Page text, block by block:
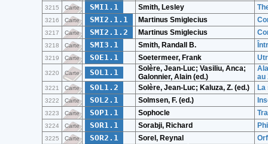
3215 Carte SMI1.1 Smith, Lesley
3216 Carte SMI2.1.1 Martinus Smiglecius
3217 Carte SMI2.1.2 Martinus Smiglecius
3218 Carte SMI3.1 Smith, Randall B.
3219 Carte SOE1.1 Soetermeer, Frank
3220 Carte SOL1.1
Solère, Jean-Luc; Vasiliu, Anca;
Galonnier, Alain (ed.)
au
3221 Carte SOL1.2 Solère, Jean-Luc; Kaluza, Z. (ed.)
3222 Carte SOL2.1 Solmsen, F. (ed.)
3223 Carte SOP1.1 Sophocle
3224 Carte SOR1.1 Sorabji, Richard
3225 Carte SOR2.1 Sorel, Reynal